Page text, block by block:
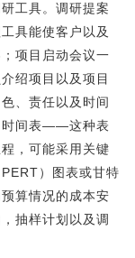
工具。调研提案
具能使客户以及
项目启动会议一
绍项目以及项目
、责任以及时间
时间表——这种表
，可能采用关键
）图表或甘特
算情况的成本安
抽样计划以及调